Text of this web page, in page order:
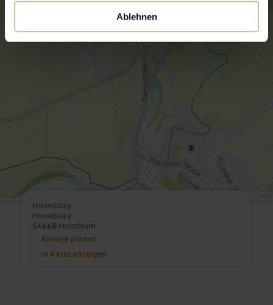
Ablehnen
Huwelslay
Huwelslay
54668 Holsthum
Anreise planen
in Karte anzeigen